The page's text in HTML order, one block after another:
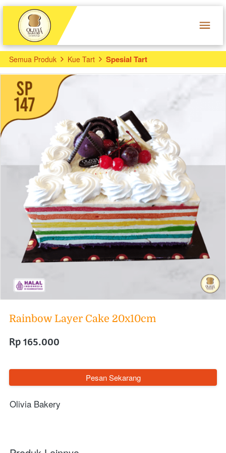
Semua Produk Kue Tart Spesial Tart
Rainbow Layer Cake 20x10cm
Rp 165.000
`Pesan Sekarang
Olivia Bakery